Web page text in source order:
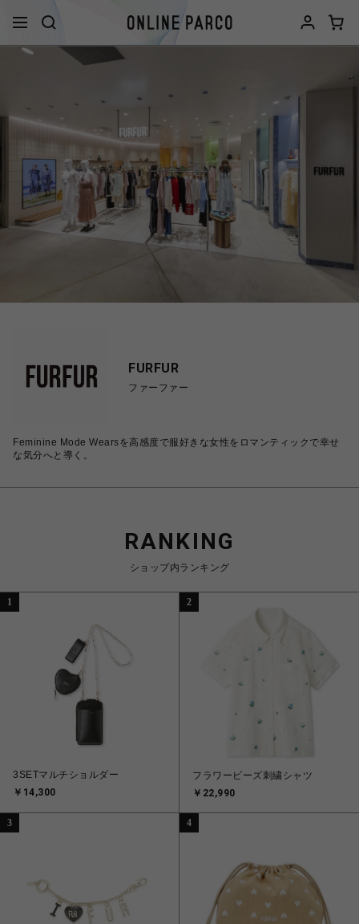
FURFUR
ファーファー
Feminine Mode Wearsを高感度で服好きな女性をロマンティックで幸せ
な気分へと導く。
RANKING
ショップ内ランキング
1
3SETマルチショルダー
￥14,300
2
フラワービーズ刺繍シャツ
￥22,990
3 4